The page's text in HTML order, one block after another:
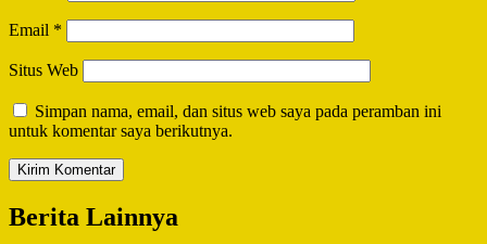
Email *
Situs Web
Simpan nama, email, dan situs web saya pada peramban ini
untuk komentar saya berikutnya.
Berita Lainnya